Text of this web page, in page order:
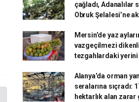
çağladı, Adanalılar
Obruk Şelalesi’ne
Mersin’de yaz
vazgeçilmezi
tezgahlardaki yerini
Alanya’da orman
seralarına sıçradı:
hektarlık alan zarar